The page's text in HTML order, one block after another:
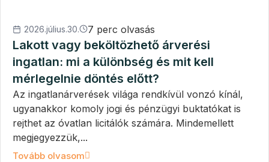
2026.július.30. 7 perc olvasás
Lakott vagy beköltözhető árverési
ingatlan: mi a különbség és mit kell
mérlegelnie döntés előtt?
Az ingatlanárverések világa rendkívül vonzó kínál,
ugyanakkor komoly jogi és pénzügyi buktatókat is
rejthet az óvatlan licitálók számára. Mindemellett
megjegyezzük,...
Tovább olvasom